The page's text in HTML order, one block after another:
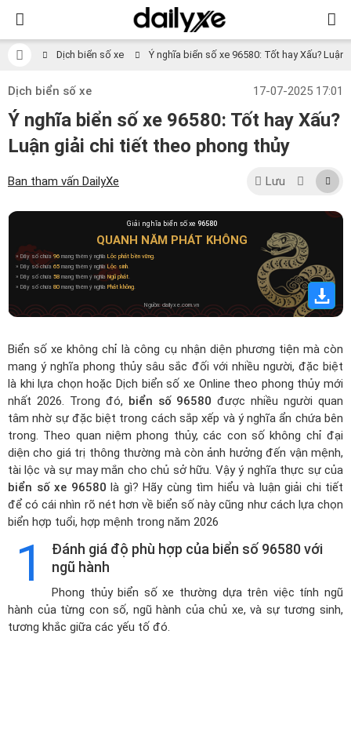
Dịch biển số xe Ý nghĩa biển số xe 96580: Tốt hay Xấu?
Dịch biển số xe 17-07-2025 17:01
Ý nghĩa biển số xe 96580: Tốt hay Xấu?
Luận giải chi tiết theo phong thủy
Ban tham vấn DailyXe Lưu
Giải nghĩa biển số xe 96580
QUANH NĂM PHÁT KHÔNG
» Dãy số chứa96 mang thêm ý nghĩa Lộc phát bền vững.
» Dãy số chứa 65 mang thêm ý nghĩaLộc sinh.
» Dãy số chứa 58 mang thêm ý nghĩaNgũ phát.
» Dãy số chứa 80 mang thêm ý nghĩa Phát không.
Nguồn: dailyxe.com.vn
Biển số xe không chỉ là công cụ nhận diện phương tiện mà còn
mang ý nghĩa phong thủy sâu sắc đối với nhiều người, đặc biệt
là khi lựa chọn hoặcDịch biển số xe Online theo phong thủy mới
nhất 2026. Trong đó, biển số 96580 được nhiều người quan
tâm nhờ sự đặc biệt trong cách sắp xếp và ý nghĩa ẩn chứa bên
trong. Theo quan niệm phong thủy, các con số không chỉ đại
diện cho giá trị thông thường mà còn ảnh hưởng đến vận mệnh,
tài lộc và sự may mắn cho chủ sở hữu. Vậy ý nghĩa thực sự của
biển số xe 96580 là gì? Hãy cùng tìm hiểu và luận giải chi tiết
để có cái nhìn rõ nét hơn về biển số này cũng như cách lựa chọn
biển hợp tuổi, hợp mệnh trong năm 2026
1
Đánh giá độ phù hợp của biển số 96580 với
ngũ hành
Phong thủy biển số xe thường dựa trên việc tính ngũ
hành của từng con số, ngũ hành của chủ xe, và sự tương sinh,
tương khắc giữa các yếu tố đó.